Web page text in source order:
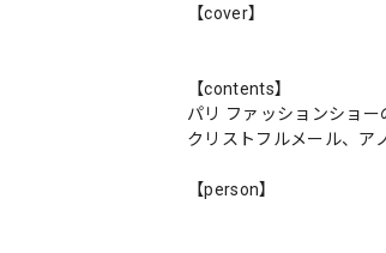
【cover】
【contents】
パリ ファッションショー
クリストフルメール、ア
【person】